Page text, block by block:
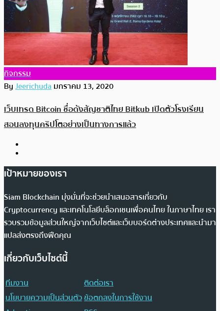
กิจกรรม
ByJeerichudaมกราคม 13, 2020
เว็บเทรด Bitcoin ชื่อดังสัญชาติไทย Bitkub เปิดตัวโรงเรียน
สอนลงทุนคริปโตอย่างเป็นทางการแล้ว
เป้าหมายของเรา
Siam Blockchain มุ่งมั่นที่จะช่วยนำเสนอสารเกี่ยวกับ
Cryptocurrency และเทคโนโลยีบล็อกเชนเพื่อคนไทย ในภาษาไทย เรา
รวบรวมข้อมูลส่วนใหญ่จากเว็บไซต์และเว็บบอร์ดต่างประเทศและนำมา
แปลส่งตรงถึงฟีดคุณ
เกี่ยวกับเว็บไซต์นี้
ทีมงาน
ติดต่อเรา
นโยบายความเป็นส่วนตัวข้อตกลงในการใช้งาน